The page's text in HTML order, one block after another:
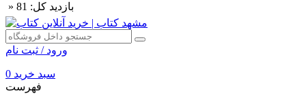
» بازديد کل: 81
ورود / ثبت نام
سبد خرید 0
فهرست